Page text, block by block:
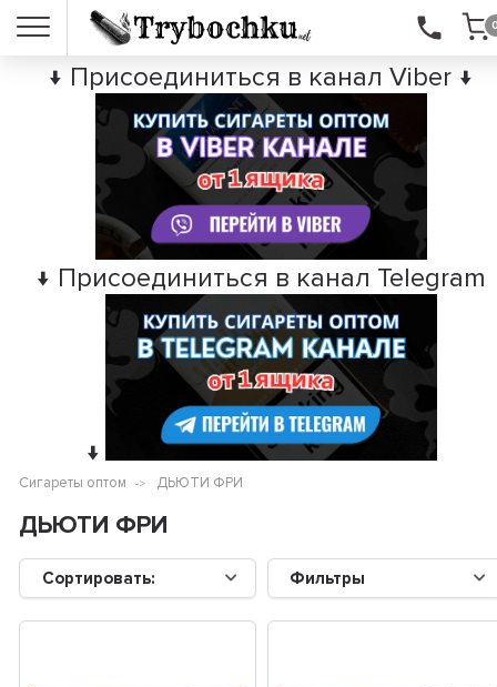
↓ Присоединиться в канал Viber ↓
↓ Присоединиться в канал Telegram
↓
Сигареты оптом ДЬЮТИ ФРИ
ДЬЮТИ ФРИ
Сортировать: Фильтры